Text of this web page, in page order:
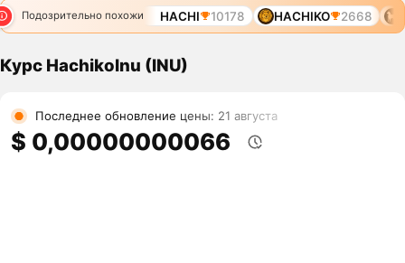
Подозрительно похожи
5913 INU 9175 HACHI 10178 HACHIKO 2668
Курс HachikoInu (INU)
Последнее обновление цены: 21 августа
$ 0,00000000066